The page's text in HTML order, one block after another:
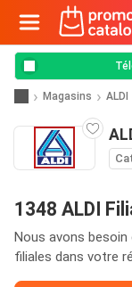
Magasins ALDI
1348 ALDI
Nous avons
filiales dans votre